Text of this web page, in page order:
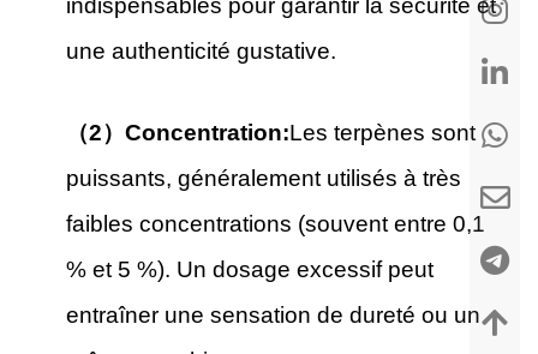
indispensables pour garantir la sécurité et
une authenticité gustative.
（2）Concentration:Les terpènes sont
puissants, généralement utilisés à très
faibles concentrations (souvent entre 0,1
% et 5 %). Un dosage excessif peut
entraîner une sensation de dureté ou un